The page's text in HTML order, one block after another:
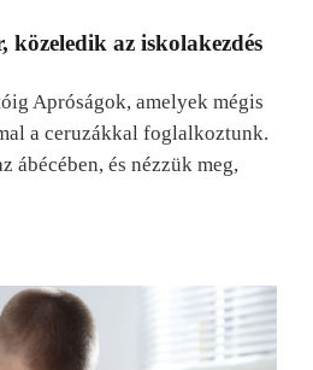
közeledik az iskolakezdés
Apróságok, amelyek mégis
a ceruzákkal foglalkoztunk.
ábécében, és nézzük meg,